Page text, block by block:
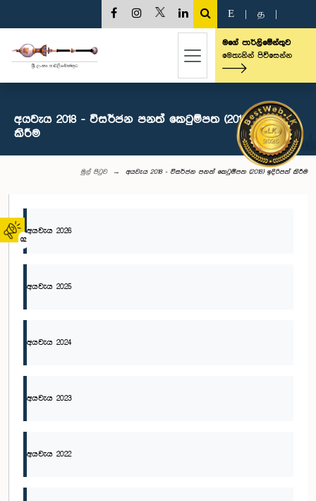
02
E த
මගේ පාර්ලිමේන්තුව
මෙතැනින් පිවිසෙන්න
අයවැය 2018 - විසර්ජන පනත් කෙටුම්පත (2018) ඉදිරිපත්
කිරීම
මුල් පිටුව අයවැය 2018 - විසර්ජන පනත් කෙටුම්පත (2018) ඉදිරිපත් කිරීම
අයවැය 2026
අයවැය 2025
අයවැය 2024
අයවැය 2023
අයවැය 2022